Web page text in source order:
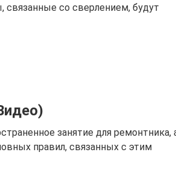
со сверлением, будут
занятие для ремонтника,
правил, связанных с этим